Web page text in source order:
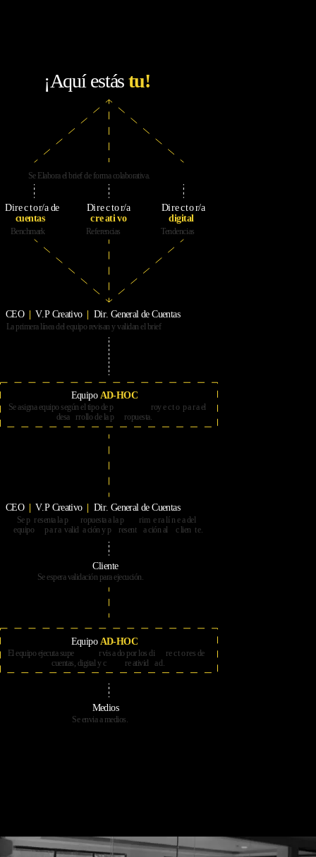
¡Aquí estástu!
Benchmark Referencias Tendencias
Director/a de
cuentas
Director/a
digital
Director/a
creativo
Se esperavalidación para ejecución.
Cliente
Se envia a medios.
Medios
La primera línea del equipo revisan yvalidan el brief
CEO V.P Creativo
  Di
r. General deCuentas
Se Elabora el brief de formacolaborativa.
Se p resenta la p ropuesta a la p rim e ra lí nea del
equipo
pa ra valid ación y p resent ación al c lien te.
CEO V.P Creativo
  Di
r. General deCuentas
Se asigna equipo según el tipo de p royecto pa ra el
desa rrollo de la p ropuesta.
EquipoAD-HOC
El equipo ejecuta supe rvisado por los di rectores de
cuentas, digital y c
reativid ad.
Equipo AD-HOC